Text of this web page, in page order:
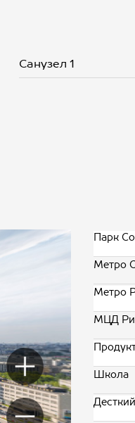
Санузел 1
Парк
Метро
Метро
МЦД
Школа